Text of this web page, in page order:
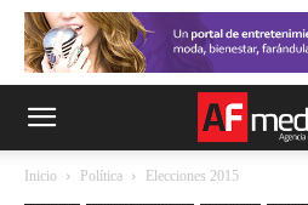
Inicio Política Elecciones 2015